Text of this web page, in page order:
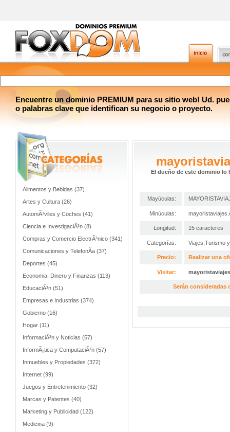
Encuentre un dominio PREMIUM para su sitio web! Ud.
o palabras clave que identifican su negocio o proyecto.
Alimentos y Bebidas (37)
Artes y Cultura (26)
AutomÃ³viles y Coches (41)
Ciencia e InvestigaciÃ³n (8)
Compras y Comercio ElectrÃ³nico (341)
Comunicaciones y TelefonÃ­a (37)
Deportes (45)
Economia, Dinero y Finanzas (113)
EducaciÃ³n (51)
Empresas e Industrias (374)
Gobierno (16)
Hogar (11)
InformaciÃ³n y Noticias (57)
InformÃ¡tica y ComputaciÃ³n (57)
Inmuebles y Propiedades (372)
Internet (99)
Juegos y Entretenimiento (32)
Marcas y Patentes (40)
Marketing y Publicidad (122)
Medicina (9)
El dueño de este dominio lo
Mayúculas:
Minúculas:
Longitud: 15 caracteres
Categorías: Viajes,Turismo
Precio: Realizar una
Visitar:
Serán consideradas